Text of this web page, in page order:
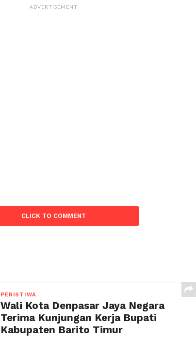
ADVERTISEMENT
CLICK TO COMMENT
PERISTIWA
Wali Kota Denpasar Jaya Negara
Terima Kunjungan Kerja Bupati
Kabupaten Barito Timur